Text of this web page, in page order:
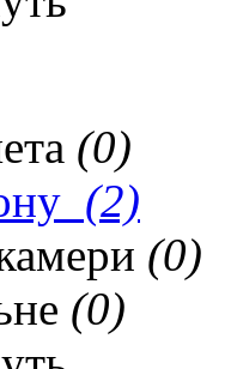
(0)
(2)
(0)
(0)